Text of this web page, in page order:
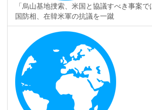
「烏山基地捜索、米国と協議すべき事案
国防相、在韓米軍の抗議を一蹴